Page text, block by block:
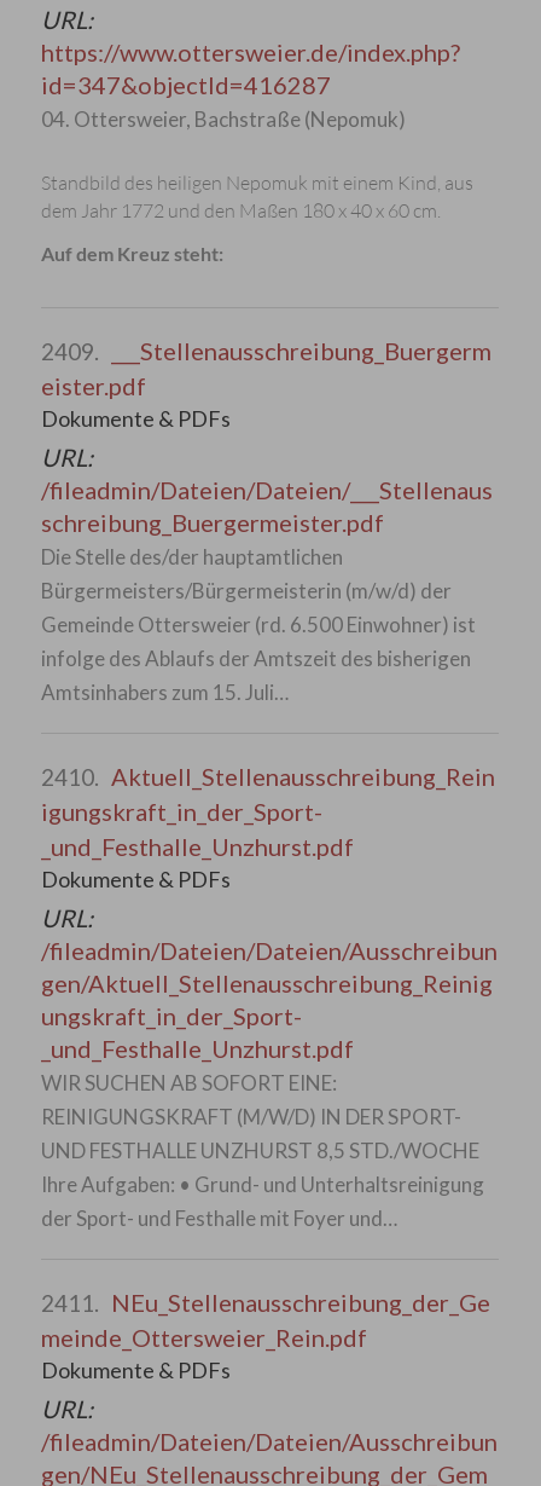
URL:
https://www.ottersweier.de/index.php?
id=347&objectId=416287
04. Ottersweier, Bachstraße (Nepomuk)
Standbild des heiligen Nepomuk mit einem Kind, aus
dem Jahr 1772 und den Maßen 180 x 40 x 60 cm.
Auf dem Kreuz steht:
2409.
___Stellenausschreibung_Buergerm
eister.pdf
Dokumente & PDFs
URL:
/fileadmin/Dateien/Dateien/___Stellenaus
schreibung_Buergermeister.pdf
Die Stelle des/der hauptamtlichen
Bürgermeisters/Bürgermeisterin (m/w/d) der
Gemeinde Ottersweier (rd. 6.500 Einwohner) ist
infolge des Ablaufs der Amtszeit des bisherigen
Amtsinhabers zum 15. Juli…
2410. Aktuell_Stellenausschreibung_Rein
igungskraft_in_der_Sport-
_und_Festhalle_Unzhurst.pdf
Dokumente & PDFs
URL:
/fileadmin/Dateien/Dateien/Ausschreibun
gen/Aktuell_Stellenausschreibung_Reinig
ungskraft_in_der_Sport-
_und_Festhalle_Unzhurst.pdf
WIR SUCHEN AB SOFORT EINE:
REINIGUNGSKRAFT (M/W/D) IN DER SPORT-
UND FESTHALLE UNZHURST 8,5 STD./WOCHE
Ihre Aufgaben: • Grund- und Unterhaltsreinigung
der Sport- und Festhalle mit Foyer und…
2411. NEu_Stellenausschreibung_der_Ge
meinde_Ottersweier_Rein.pdf
Dokumente & PDFs
URL:
/fileadmin/Dateien/Dateien/Ausschreibun
gen/NEu_Stellenausschreibung_der_Gem